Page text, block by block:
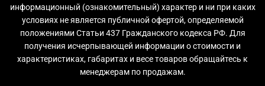
информационный (ознакомительный) характер и ни при каких
условиях не является публичной офертой, определяемой
положениями Статьи 437 Гражданского кодекса РФ. Для
получения исчерпывающей информации о стоимости и
характеристиках, габаритах и весе товаров обращайтесь к
менеджерам по продажам.